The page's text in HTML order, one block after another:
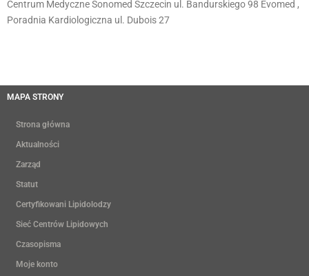
Centrum Medyczne Sonomed Szczecin ul. Bandurskiego 98 Evomed ,
Poradnia Kardiologiczna ul. Dubois 27
MAPA STRONY
Strona główna
Aktualności
Zarząd
Statut
Certyfikowani Lipidolodzy
Sieć Centrów Lipidowych
Czasopisma
Moje konto